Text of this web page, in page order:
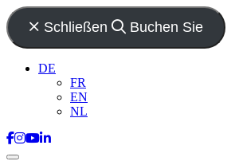
Schließen Buchen Sie
DE
FR
EN
NL